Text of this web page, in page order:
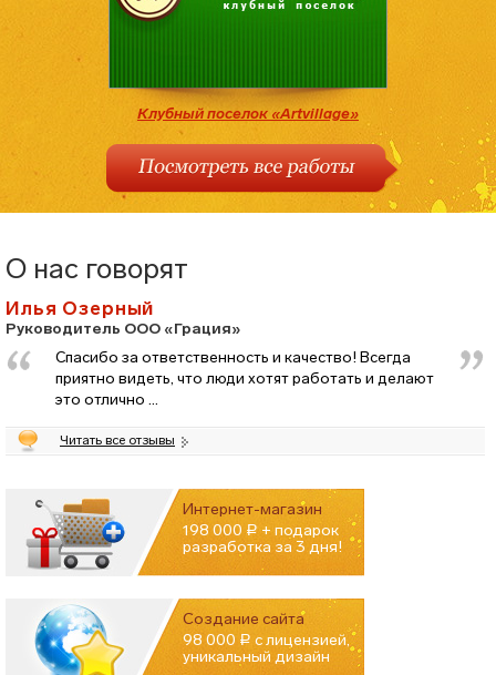
Клубный поселок «Artvillage»
О нас говорят
Илья Озерный
Руководитель ООО «Грация»
Спасибо за ответственность и качество! Всегда
приятно видеть, что люди хотят работать и делают
это отлично ...
Читать все отзывы
Интернет-магазин
198 000 Р + подарок
разработка за 3 дня!
Создание сайта
98 000 Р с лицензией,
уникальный дизайн